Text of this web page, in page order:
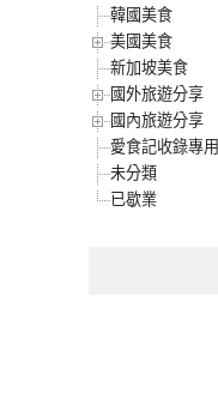
韓國美食
美國美食
新加坡美食
國外旅遊分享
國內旅遊分享
愛食記收錄專用
未分類
已歇業